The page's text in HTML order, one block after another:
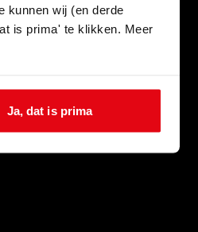
kunnen wij (en derde
is prima' te klikken. Meer
Ja, dat is prima